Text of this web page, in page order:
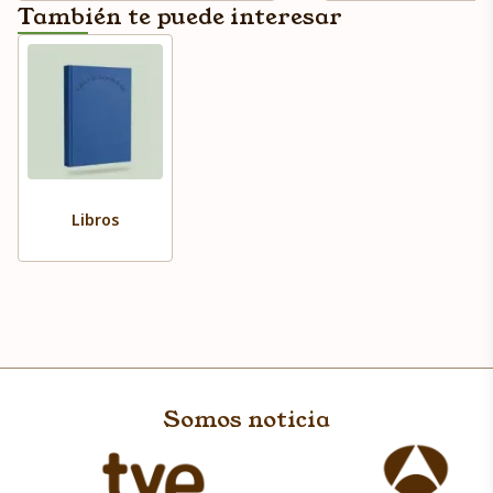
También te puede interesar
Libros
Somos noticia